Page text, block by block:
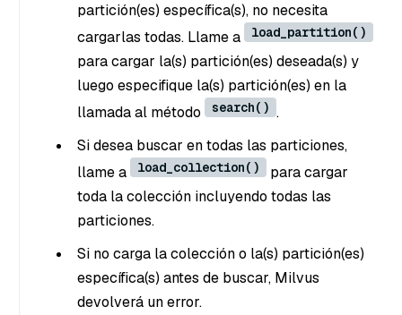
partición(es) específica(s), no necesita
cargarlas todas. Llame a
load_partition()
para cargar la(s) partición(es) deseada(s) y
luego especifique la(s) partición(es) en la
llamada al método
search() .
Si desea buscar en todas las particiones,
llame a
load_collection()
para cargar
toda la colección incluyendo todas las
particiones.
Si no carga la colección o la(s) partición(es)
específica(s) antes de buscar, Milvus
devolverá un error.